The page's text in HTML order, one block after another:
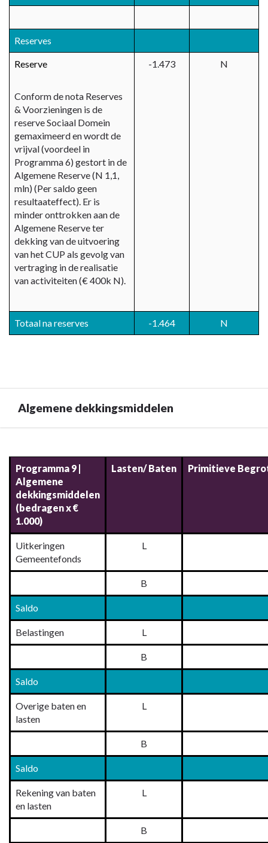
Reserves
Reserve
Conform de nota Reserves
& Voorzieningen is de
reserve Sociaal Domein
gemaximeerd en wordt de
vrijval (voordeel in
Programma 6) gestort in de
Algemene Reserve (N 1,1,
mln) (Per saldo geen
resultaateffect). Er is
minder onttrokken aan de
Algemene Reserve ter
dekking van de uitvoering
van het CUP als gevolg van
vertraging in de realisatie
van activiteiten (€ 400k N).
-1.473 N
Totaal na reserves -1.464 N
Algemene dekkingsmiddelen
naar
navigatie
Programma
baten
lasten
dekkingsmiddelen
Programma 9 |
Algemene
dekkingsmiddelen
(bedragen x €
1.000)
Lasten/ Baten Primitieve
Uitkeringen
Gemeentefonds
L
B
Saldo
Belastingen L
B
Saldo
Overige baten en
lasten
L
B
Saldo
Rekening van baten
en lasten
L
B